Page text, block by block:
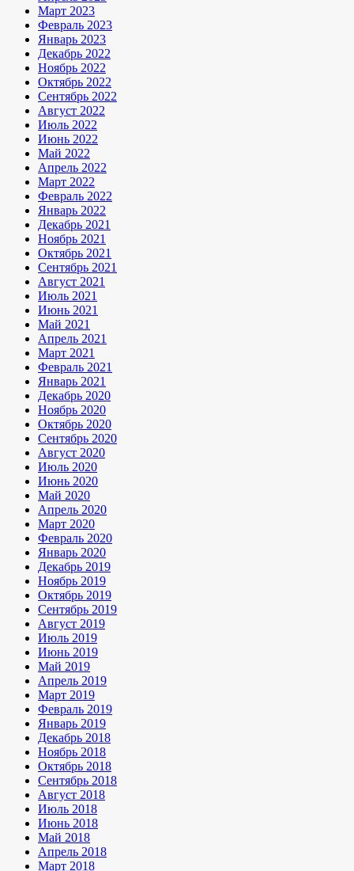
Март 2023
Февраль 2023
Январь 2023
Декабрь 2022
Ноябрь 2022
Октябрь 2022
Сентябрь 2022
Август 2022
Июль 2022
Июнь 2022
Май 2022
Апрель 2022
Март 2022
Февраль 2022
Январь 2022
Декабрь 2021
Ноябрь 2021
Октябрь 2021
Сентябрь 2021
Август 2021
Июль 2021
Июнь 2021
Май 2021
Апрель 2021
Март 2021
Февраль 2021
Январь 2021
Декабрь 2020
Ноябрь 2020
Октябрь 2020
Сентябрь 2020
Август 2020
Июль 2020
Июнь 2020
Май 2020
Апрель 2020
Март 2020
Февраль 2020
Январь 2020
Декабрь 2019
Ноябрь 2019
Октябрь 2019
Сентябрь 2019
Август 2019
Июль 2019
Июнь 2019
Май 2019
Апрель 2019
Март 2019
Февраль 2019
Январь 2019
Декабрь 2018
Ноябрь 2018
Октябрь 2018
Сентябрь 2018
Август 2018
Июль 2018
Июнь 2018
Май 2018
Апрель 2018
Март 2018